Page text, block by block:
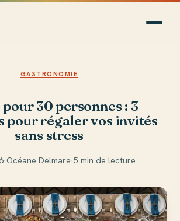
GASTRONOMIE
pour 30 personnes : 3
pour régaler vos invités
sans stress
·Océane Delmare·5 min de lecture